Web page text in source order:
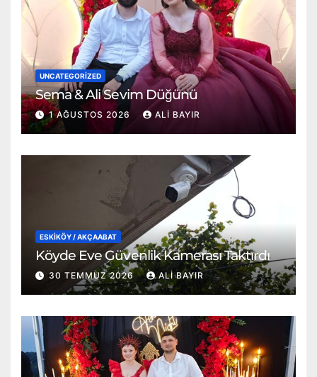
UNCATEGORIZED
Sema & Ali Sevim Düğünü
1 AĞUSTOS 2026 ALI BAYIR
ESKİKÖY / AKÇAABAT
Köyde Eve Güvenlik Kamerası Taktırdı
30 TEMMUZ 2026 ALI BAYIR